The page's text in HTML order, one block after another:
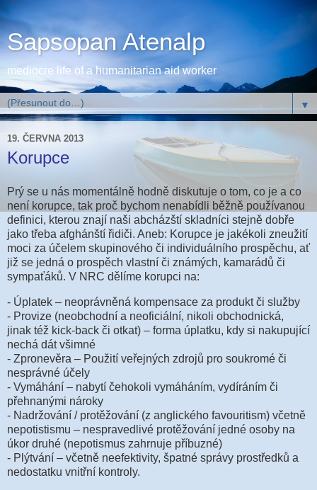
Sapsopan Atenalp
mediocre life of a humanitarian aid worker
▼
19. ČERVNA 2013
Korupce
Prý se u nás momentálně hodně diskutuje o tom, co je a co
není korupce, tak proč bychom nenabídli běžně používanou
definici, kterou znají naši abcházští skladníci stejně dobře
jako třeba afghánští řidiči. Aneb: Korupce je jakékoli zneužití
moci za účelem skupinového či individuálního prospěchu, ať
již se jedná o prospěch vlastní či známých, kamarádů či
sympaťáků. V NRC dělíme korupci na:
- Úplatek – neoprávněná kompensace za produkt či služby
- Provize (neobchodní a neoficiální, nikoli obchodnická,
jinak též kick-back či otkat) – forma úplatku, kdy si nakupující
nechá dát všimné
- Zpronevěra – Použití veřejných zdrojů pro soukromé či
nesprávné účely
- Vymáhání – nabytí čehokoli vymáháním, vydíráním či
přehnanými nároky
- Nadržování / protěžování (z anglického favouritism) včetně
nepotistismu – nespravedlivé protěžování jedné osoby na
úkor druhé (nepotismus zahrnuje příbuzné)
- Plýtvání – včetně neefektivity, špatné správy prostředků a
nedostatku vnitřní kontroly.